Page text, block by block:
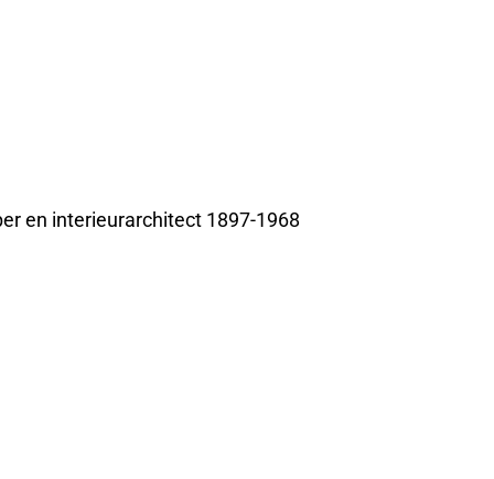
en interieurarchitect 1897-1968